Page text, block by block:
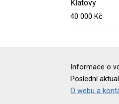
Klatovy
40 000 Kč
Informace o
Poslední
O webu a